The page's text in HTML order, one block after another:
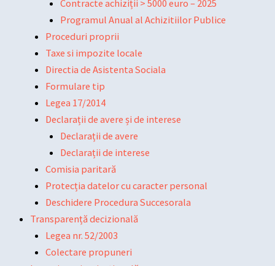
Contracte achiziții > 5000 euro – 2025
Programul Anual al Achizitiilor Publice
Proceduri proprii
Taxe si impozite locale
Directia de Asistenta Sociala
Formulare tip
Legea 17/2014
Declarații de avere și de interese
Declarații de avere
Declarații de interese
Comisia paritară
Protecția datelor cu caracter personal
Deschidere Procedura Succesorala
Transparență decizională
Legea nr. 52/2003
Colectare propuneri